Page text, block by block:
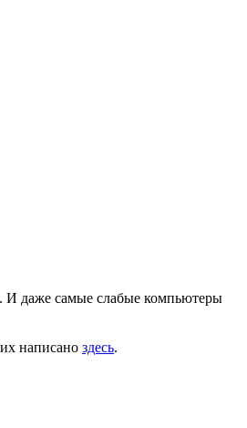
И даже самые слабые компьютеры
написано здесь.